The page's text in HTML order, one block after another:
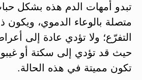
تبدو أمهات الدم هذه بشكل
متصلة بالوعاء الدموي،
التفرّع؛ ولا تؤدي عادة إلى
حيث قد تؤدي إلى سكتة أو
تكون مميتة في هذه الحالة.